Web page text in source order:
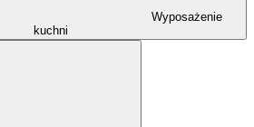
Wyposażenie
kuchni